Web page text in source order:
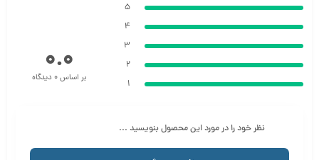
5
4
3
2
1
0.0
بر اساس 0 دیدگاه
نظر خود را در مورد این محصول بنویسید ...